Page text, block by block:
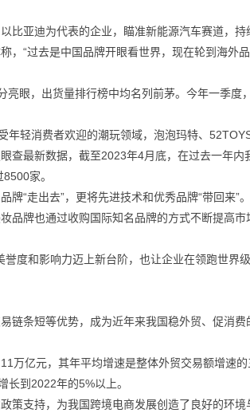
比亚迪为代表的企业，瞄准新能源汽车赛道，持
，“过去是中国品牌开眼看世界，现在轮到海外
眼，出货量排行榜中均名列前茅。今年一季度
年轻消费者欢迎的潮玩领域，泡泡玛特、
查最新数据，截至2023年4月底，在过去一年内
家。
“走出去”，更将先进技术和优秀品牌“带回来”
品牌也通过收购国际知名品牌的方式不断提高市
誉度和影响力迈上新台阶，也让企业在领跑世界
链条短等优势，成为近年来我国稳外贸、促消费
万亿元，其年平均增速是整体外贸交易额增速的
长到2022年的5%以上。
策支持，为我国跨境电商发展创造了良好的环境